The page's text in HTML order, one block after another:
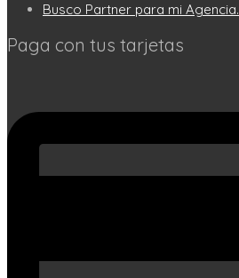
Busco Partner para mi Agencia.
Paga con tus tarjetas